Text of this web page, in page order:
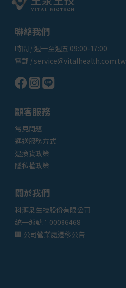
聯絡我們
時間 / 週一至週五 09:00-17:00
電郵 / service@vitalhealth.com.tw
顧客服務
常見問題
運送服務方式
退換貨政策
隱私權政策
關於我們
科滙泉生技股份有限公司
統一編號：00086468
🏢 公司營業處遷移公告